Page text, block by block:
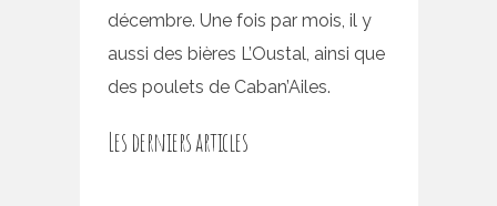
décembre. Une fois par mois, il y
aussi des bières L’Oustal, ainsi que
des poulets de Caban’Ailes.
Les derniers articles